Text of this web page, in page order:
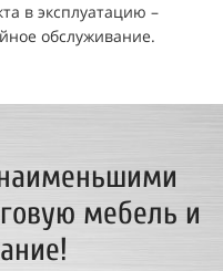
в эксплуатацию –
обслуживание.
мебель и